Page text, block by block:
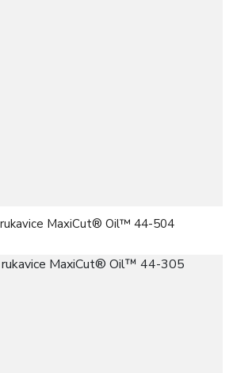
MaxiCut® Oil™ 44-504